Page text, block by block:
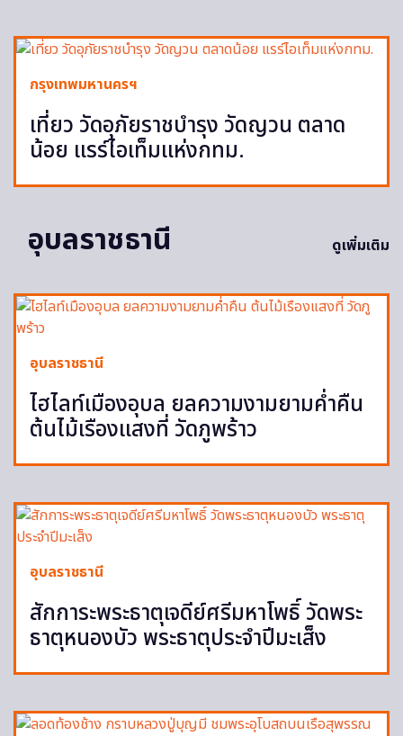
กรุงเทพมหานครฯ
เที่ยว วัดอุภัยราชบำรุง วัดญวน ตลาด
น้อย แรร์ไอเท็มแห่งกทม.
อุบลราชธานี ดูเพิ่มเติม
อุบลราชธานี
ไฮไลท์เมืองอุบล ยลความงามยามค่ำคืน
ต้นไม้เรืองแสงที่ วัดภูพร้าว
อุบลราชธานี
สักการะพระธาตุเจดีย์ศรีมหาโพธิ์ วัดพระ
ธาตุหนองบัว พระธาตุประจำปีมะเส็ง